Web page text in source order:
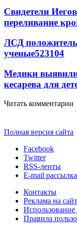
Свидетели
переливание
ЛСД
ученые523104
Медики выявили
кесарева для
Читать комментарии
Полная версия сайта
Facebook
Twitter
RSS-ленты
E-mail рассылка
Контакты
Реклама на
Использование
Правила